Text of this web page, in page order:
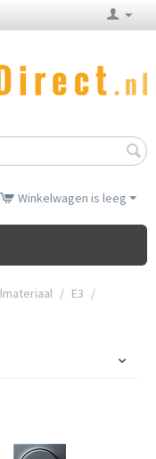
Winkelwagen is leeg
/ E3 /